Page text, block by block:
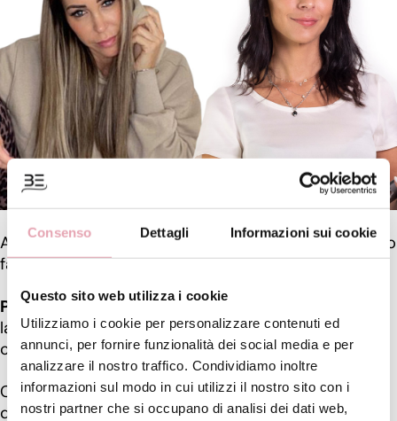
Consenso Dettagli Informazioni sui cookie
Questo sito web utilizza i cookie
Utilizziamo i cookie per personalizzare contenuti ed
annunci, per fornire funzionalità dei social media e per
analizzare il nostro traffico. Condividiamo inoltre
informazioni sul modo in cui utilizzi il nostro sito con i
nostri partner che si occupano di analisi dei dati web,
A Natale abbiamo pensato a voi e stavolta l’abbiamo
fatta grossa!
Pack Fit&Beauty: un percorso a 360° per ritrovare
la TUA bellezza naturale e sentirti finalmente bene
con te stessa!
Ci conoscete bene, noi 2, Martina e Sara,
dedichiamo la nostra vita a MIGLIORARE la vita di